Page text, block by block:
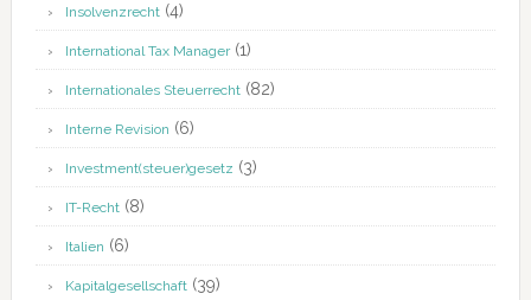
Insolvenzrecht(4)
International Tax Manager(1)
Internationales Steuerrecht(82)
Interne Revision (6)
Investment(steuer)gesetz (3)
IT-Recht(8)
Italien (6)
Kapitalgesellschaft(39)